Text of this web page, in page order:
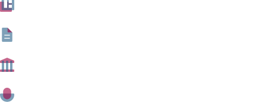
nieuwe notitie van het Rathenau Instituut met dertien
onderzoek en ontwikkeling van vijfentwintig landen.